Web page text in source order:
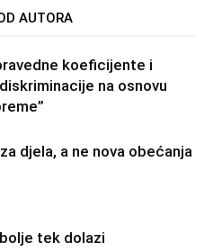
AUTORA
koeficijente i
na osnovu
djela, a ne nova obećanja
tek dolazi